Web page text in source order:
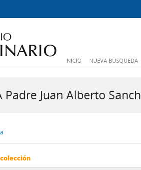
INICIO NUEVA BÚSQUEDA
Padre Juan Alberto